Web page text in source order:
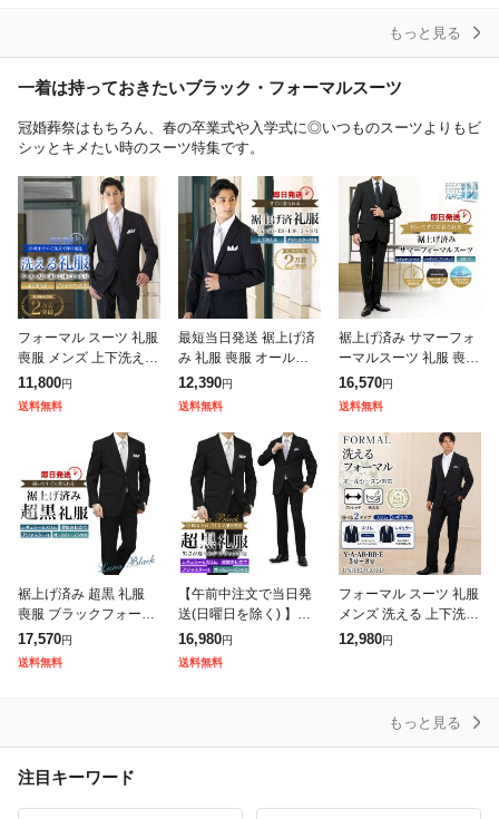
もっと見る
一着は持っておきたいブラック・フォーマルスーツ
冠婚葬祭はもちろん、春の卒業式や入学式に◎いつものスーツよりもビ
シッとキメたい時のスーツ特集です。
フォーマル スーツ 礼服
喪服 メンズ 上下洗える
即日出荷 2つボタン ウ
エストアジャスター付
ローライズ 2cm 冠婚葬
11,800円
送料無料
最短当日発送 裾上げ済
み 礼服 喪服 オールシ
ーズン 春夏秋冬 アジャ
スター付 大きいサイズ
上下洗える メンズ 冠婚
葬祭 結婚
12,390円
送料無料
裾上げ済み サマーフォ
ーマルスーツ 礼服 喪服
メンズ 涼感 ブレスエフ
ェクト 即日出荷 シング
ル 2つボタン ウエスト
アジャス
16,570円
送料無料
裾上げ済み 超黒 礼服
喪服 ブラックフォーマ
ルスーツ LUNA BLACK
メンズ 洗えるスラック
ス ウエストアジャスタ
17,570円
送料無料
【午前中注文で当日発
送(日曜日を除く) 】お
直しも即日対応 超黒 礼
服 喪服 ブラックフォー
マル スーツ メンズ 即
16,980円
送料無料
フォーマル スーツ 礼服
メンズ 洗える 上下洗え
る オールシーズン スリ
12,980円
もっと見る
注目キーワード